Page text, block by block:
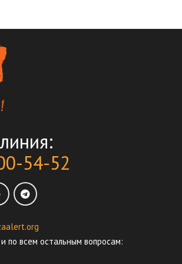
54-52
по всем остальным вопросам: